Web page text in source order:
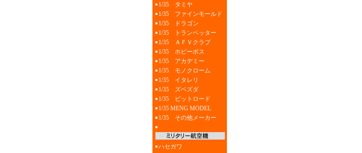
1/35 タミヤ
1/35 ファインモールド
1/35 ドラゴン
1/35 トランペッター
1/35 ＡＦＶクラブ
1/35 ホビーボス
1/35 アカデミー
1/35 モノクローム
1/35 イタレリ
1/35 ズベズダ
1/35 ピットロード
1/35 MENG MODEL
1/35 その他メーカー
ハセガワ